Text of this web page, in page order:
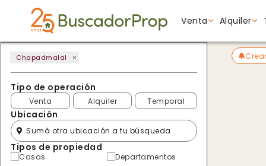
Venta Alquiler
Chapadmalal
Tipo de operación
Venta Alquiler Temporal
Ubicación
Tipos de propiedad
Casas
Departamentos